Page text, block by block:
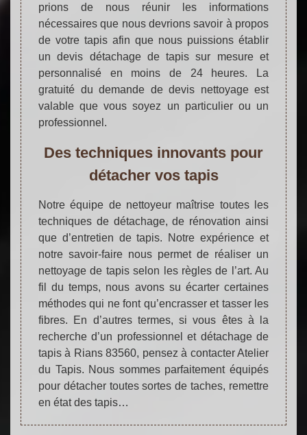
prions de nous réunir les informations
nécessaires que nous devrions savoir à propos
de votre tapis afin que nous puissions établir
un devis détachage de tapis sur mesure et
personnalisé en moins de 24 heures. La
gratuité du demande de devis nettoyage est
valable que vous soyez un particulier ou un
professionnel.
Des techniques innovants pour
détacher vos tapis
Notre équipe de nettoyeur maîtrise toutes les
techniques de détachage, de rénovation ainsi
que d’entretien de tapis. Notre expérience et
notre savoir-faire nous permet de réaliser un
nettoyage de tapis selon les règles de l’art. Au
fil du temps, nous avons su écarter certaines
méthodes qui ne font qu’encrasser et tasser les
fibres. En d’autres termes, si vous êtes à la
recherche d’un professionnel et détachage de
tapis à Rians 83560, pensez à contacter Atelier
du Tapis. Nous sommes parfaitement équipés
pour détacher toutes sortes de taches, remettre
en état des tapis…